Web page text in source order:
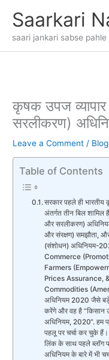
Saarkari
saari jankari sabse pahle
कृषक उपज
सरलीकरण)
Leave a Comment /
Table of Contents
सरकार पहले ही
अंतर्गत तीन बिल
और सरलीकरण)
और संरक्षण) समझौता,
(संशोधन) अधिनियम-
Commerce
Farmers
Prices Assurance,
Commodities
अधिनियम 2020 जैसे बड़े
करेंगे और वह है “किसान
अधिनियम, 2020“. हम
पहलू पर चर्चा कर चुके हैं।
लिंक के साथ पहले ब्लॉग
अधिनियम के बारे में भी